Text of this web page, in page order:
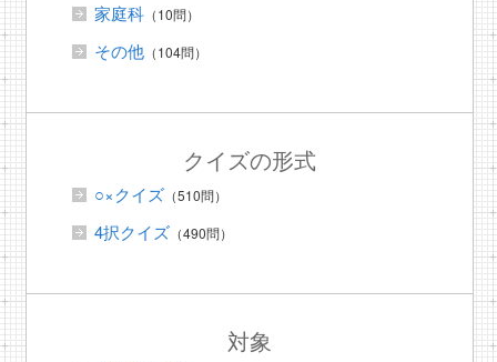
家庭科（10問）
その他（104問）
クイズの形式
○×クイズ（510問）
4択クイズ（490問）
対象